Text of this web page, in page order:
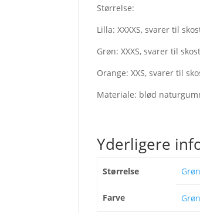
Størrelse:
Lilla: XXXXS, svarer til
Grøn: XXXS, svarer til
Orange: XXS, svarer til
Materiale: blød
Yderligere
Størrelse
Farve Grøn